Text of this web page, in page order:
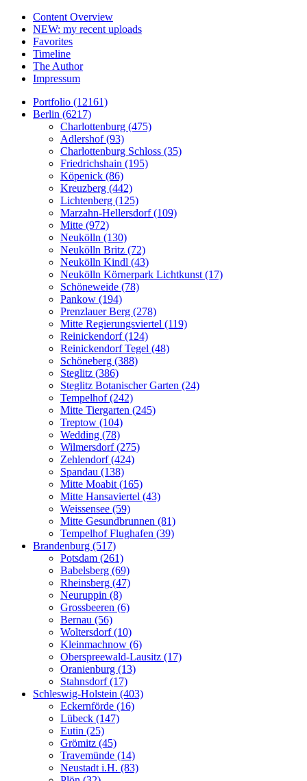
Content Overview
NEW: my recent uploads
Favorites
Timeline
The Author
Impressum
Portfolio (12161)
Berlin (6217)
Charlottenburg (475)
Adlershof (93)
Charlottenburg Schloss (35)
Friedrichshain (195)
Köpenick (86)
Kreuzberg (442)
Lichtenberg (125)
Marzahn-Hellersdorf (109)
Mitte (972)
Neukölln (130)
Neukölln Britz (72)
Neukölln Kindl (43)
Neukölln Körnerpark Lichtkunst (17)
Schöneweide (78)
Pankow (194)
Prenzlauer Berg (278)
Mitte Regierungsviertel (119)
Reinickendorf (124)
Reinickendorf Tegel (48)
Schöneberg (388)
Steglitz (386)
Steglitz Botanischer Garten (24)
Tempelhof (242)
Mitte Tiergarten (245)
Treptow (104)
Wedding (78)
Wilmersdorf (275)
Zehlendorf (424)
Spandau (138)
Mitte Moabit (165)
Mitte Hansaviertel (43)
Weissensee (59)
Mitte Gesundbrunnen (81)
Tempelhof Flughafen (39)
Brandenburg (517)
Potsdam (261)
Babelsberg (69)
Rheinsberg (47)
Neuruppin (8)
Grossbeeren (6)
Bernau (56)
Woltersdorf (10)
Kleinmachnow (6)
Oberspreewald-Lausitz (17)
Oranienburg (13)
Stahnsdorf (17)
Schleswig-Holstein (403)
Eckernförde (16)
Lübeck (147)
Eutin (25)
Grömitz (45)
Travemünde (14)
Neustadt i.H. (83)